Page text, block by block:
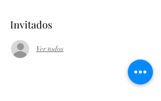
Invitados
Ver todos